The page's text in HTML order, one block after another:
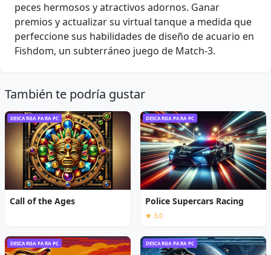
peces hermosos y atractivos adornos. Ganar
premios y actualizar su virtual tanque a medida que
perfeccione sus habilidades de diseño de acuario en
Fishdom, un subterráneo juego de Match-3.
También te podría gustar
DESCARGA PARA PC
Call of the Ages
DESCARGA PARA PC
Police Supercars Racing
★ 3,0
DESCARGA PARA PC DESCARGA PARA PC